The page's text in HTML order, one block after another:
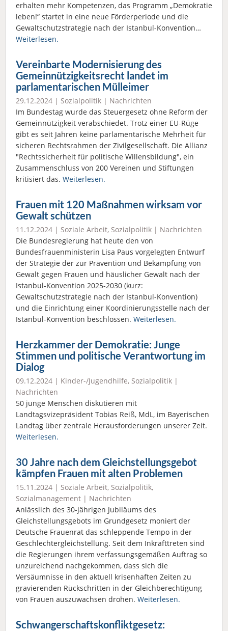
erhalten mehr Kompetenzen, das Programm „Demokratie
leben!“ startet in eine neue Förderperiode und die
Gewaltschutzstrategie nach der Istanbul-Konvention…
Weiterlesen.
Vereinbarte Modernisierung des
Gemeinnützigkeitsrecht landet im
parlamentarischen Mülleimer
29.12.2024 | Sozialpolitik | Nachrichten
Im Bundestag wurde das Steuergesetz ohne Reform der
Gemeinnützigkeit verabschiedet. Trotz einer EU-Rüge
gibt es seit Jahren keine parlamentarische Mehrheit für
sicheren Rechtsrahmen der Zivilgesellschaft. Die Allianz
"Rechtssicherheit für politische Willensbildung", ein
Zusammenschluss von 200 Vereinen und Stiftungen
kritisiert das. Weiterlesen.
Frauen mit 120 Maßnahmen wirksam vor
Gewalt schützen
11.12.2024 | Soziale Arbeit, Sozialpolitik | Nachrichten
Die Bundesregierung hat heute den von
Bundesfrauenministerin Lisa Paus vorgelegten Entwurf
der Strategie der zur Prävention und Bekämpfung von
Gewalt gegen Frauen und häuslicher Gewalt nach der
Istanbul-Konvention 2025-2030 (kurz:
Gewaltschutzstrategie nach der Istanbul-Konvention)
und die Einrichtung einer Koordinierungsstelle nach der
Istanbul-Konvention beschlossen. Weiterlesen.
Herzkammer der Demokratie: Junge
Stimmen und politische Verantwortung im
Dialog
09.12.2024 | Kinder-/Jugendhilfe, Sozialpolitik |
Nachrichten
50 junge Menschen diskutieren mit
Landtagsvizepräsident Tobias Reiß, MdL, im Bayerischen
Landtag über zentrale Herausforderungen unserer Zeit.
Weiterlesen.
30 Jahre nach dem Gleichstellungsgebot
kämpfen Frauen mit alten Problemen
15.11.2024 | Soziale Arbeit, Sozialpolitik,
Sozialmanagement | Nachrichten
Anlässlich des 30-jährigen Jubiläums des
Gleichstellungsgebots im Grundgesetz moniert der
Deutsche Frauenrat das schleppende Tempo in der
Geschlechtergleichstellung. Seit dem Inkrafttreten sind
die Regierungen ihrem verfassungsgemäßen Auftrag so
unzureichend nachgekommen, dass sich die
Versäumnisse in den aktuell krisenhaften Zeiten zu
gravierenden Rückschritten in der Gleichberechtigung
von Frauen auszuwachsen drohen. Weiterlesen.
Schwangerschaftskonfliktgesetz: